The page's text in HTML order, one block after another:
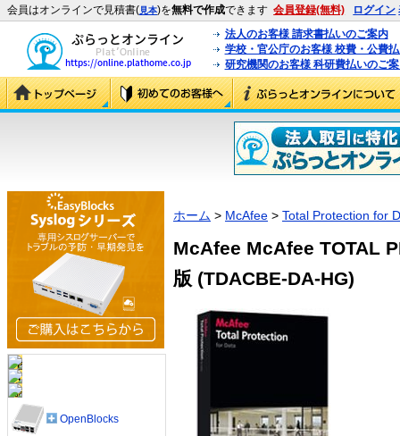
会員はオンラインで見積書(見本)を無料で作成できます 会員登録(無料) ログイン
法人のお客様 請求書払いのご案内
学校・官公庁のお客様 校費・公費
研究機関のお客様 科研費払いのご
ホーム > McAfee > Total Protection for
McAfee McAfee TOTAL
版 (TDACBE-DA-HG)
OpenBlocks